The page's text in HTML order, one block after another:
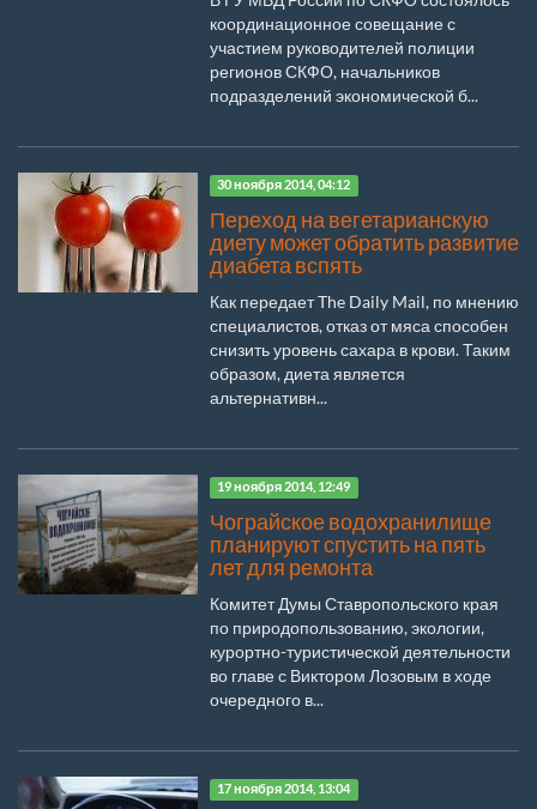
координационное совещание с
участием руководителей полиции
регионов СКФО, начальников
подразделений экономической б...
30 ноября 2014, 04:12
Переход на вегетарианскую
диету может обратить развитие
диабета вспять
Как передает The Daily Mail, по мнению
специалистов, отказ от мяса способен
снизить уровень сахара в крови. Таким
образом, диета является
альтернативн...
19 ноября 2014, 12:49
Чограйское водохранилище
планируют спустить на пять
лет для ремонта
Комитет Думы Ставропольского края
по природопользованию, экологии,
курортно-туристической деятельности
во главе с Виктором Лозовым в ходе
очередного в...
17 ноября 2014, 13:04